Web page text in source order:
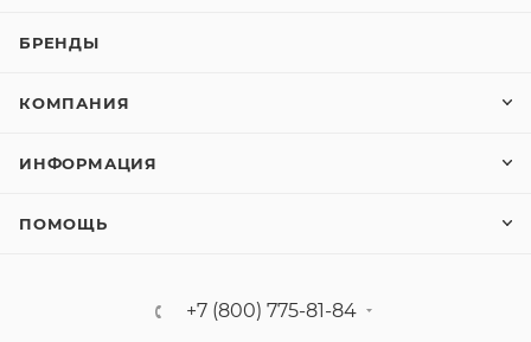
БРЕНДЫ
КОМПАНИЯ
ИНФОРМАЦИЯ
ПОМОЩЬ
+7 (800) 775-81-84